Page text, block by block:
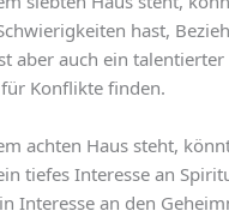
hast,
aber auch ein
Konflikte finden.
achten Haus steht,
tiefes Interesse an
Interesse an den